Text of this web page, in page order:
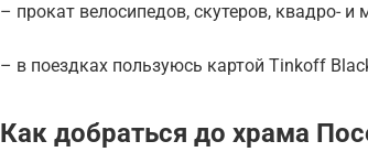
– прокат велосипедов, скутеров, квадро-
– в поездках пользуюсь картой Tinkoff
Как добраться до храма